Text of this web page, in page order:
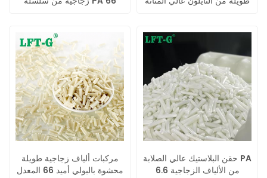
مركبات ألياف زجاجية طويلة
محشوة بالبولي أميد 66 المعدل
حقن البلاستيك عالي الصلابة PA
6.6 من الألياف الزجاجية